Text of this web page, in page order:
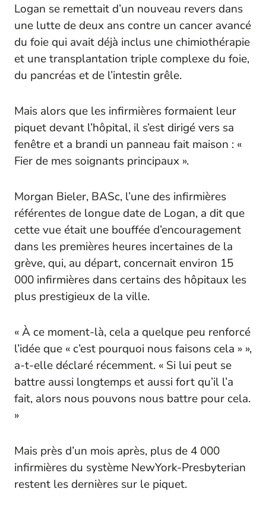
Logan se remettait d’un nouveau revers dans
une lutte de deux ans contre un cancer avancé
du foie qui avait déjà inclus une chimiothérapie
et une transplantation triple complexe du foie,
du pancréas et de l’intestin grêle.
Mais alors que les infirmières formaient leur
piquet devant l’hôpital, il s’est dirigé vers sa
fenêtre et a brandi un panneau fait maison : «
Fier de mes soignants principaux ».
Morgan Bieler, BASc, l’une des infirmières
référentes de longue date de Logan, a dit que
cette vue était une bouffée d’encouragement
dans les premières heures incertaines de la
grève, qui, au départ, concernait environ 15
000 infirmières dans certains des hôpitaux les
plus prestigieux de la ville.
« À ce moment-là, cela a quelque peu renforcé
l’idée que « c’est pourquoi nous faisons cela » »,
a-t-elle déclaré récemment. « Si lui peut se
battre aussi longtemps et aussi fort qu’il l’a
fait, alors nous pouvons nous battre pour cela.
»
Mais près d’un mois après, plus de 4 000
infirmières du système NewYork-Presbyterian
restent les dernières sur le piquet.